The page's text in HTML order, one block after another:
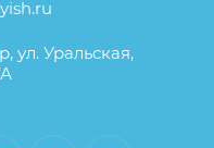
ул. Уральская,